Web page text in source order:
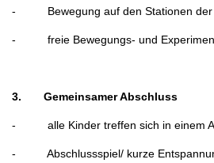
- Bewegung auf den Stationen der
- freie Bewegungs- und
3. Gemeinsamer Abschluss
- alle Kinder treffen sich in einem
- Abschlussspiel/ kurze